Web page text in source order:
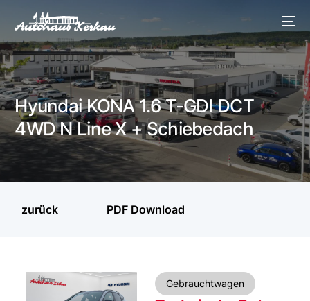
Hyundai KONA 1.6 T-GDI DCT
4WD N Line X + Schiebedach
zurück PDF Download
Gebrauchtwagen